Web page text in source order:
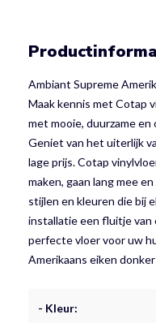
Ambiant Supreme
Maak kennis met Cotap
met mooie, duurzame
Geniet van het uiterlijk
lage prijs. Cotap
maken, gaan lang mee
stijlen en kleuren die bij
installatie een fluitje van
perfecte vloer voor uw
Amerikaans eiken
- Kleur: